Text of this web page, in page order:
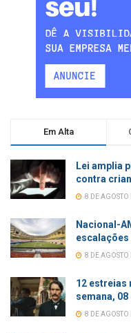
Em Alta
Lei amplia
contra
8 DE
Nacional-
8 DE
12 estreias
semana,
8 DE